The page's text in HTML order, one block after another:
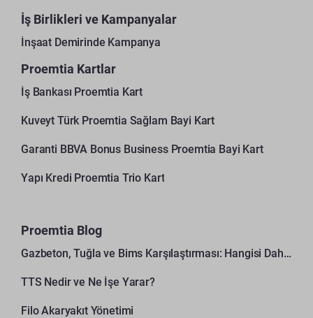
İş Birlikleri ve Kampanyalar
İnşaat Demirinde Kampanya
Proemtia Kartlar
İş Bankası Proemtia Kart
Kuveyt Türk Proemtia Sağlam Bayi Kart
Garanti BBVA Bonus Business Proemtia Bayi Kart
Yapı Kredi Proemtia Trio Kart
Proemtia Blog
Gazbeton, Tuğla ve Bims Karşılaştırması: Hangisi Daha Avantajlı?
TTS Nedir ve Ne İşe Yarar?
Filo Akaryakıt Yönetimi